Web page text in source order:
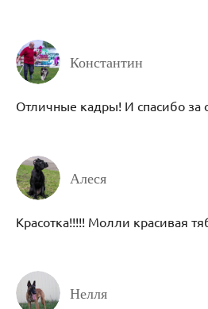
Константин
Отличные кадры! И спасибо за
Алеся
Красотка!!!!! Молли красивая
Нелля